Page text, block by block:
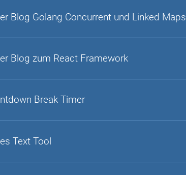
Blog Golang Concurrent und Linked Maps
Blog zum React Framework
Break Timer
Text Tool